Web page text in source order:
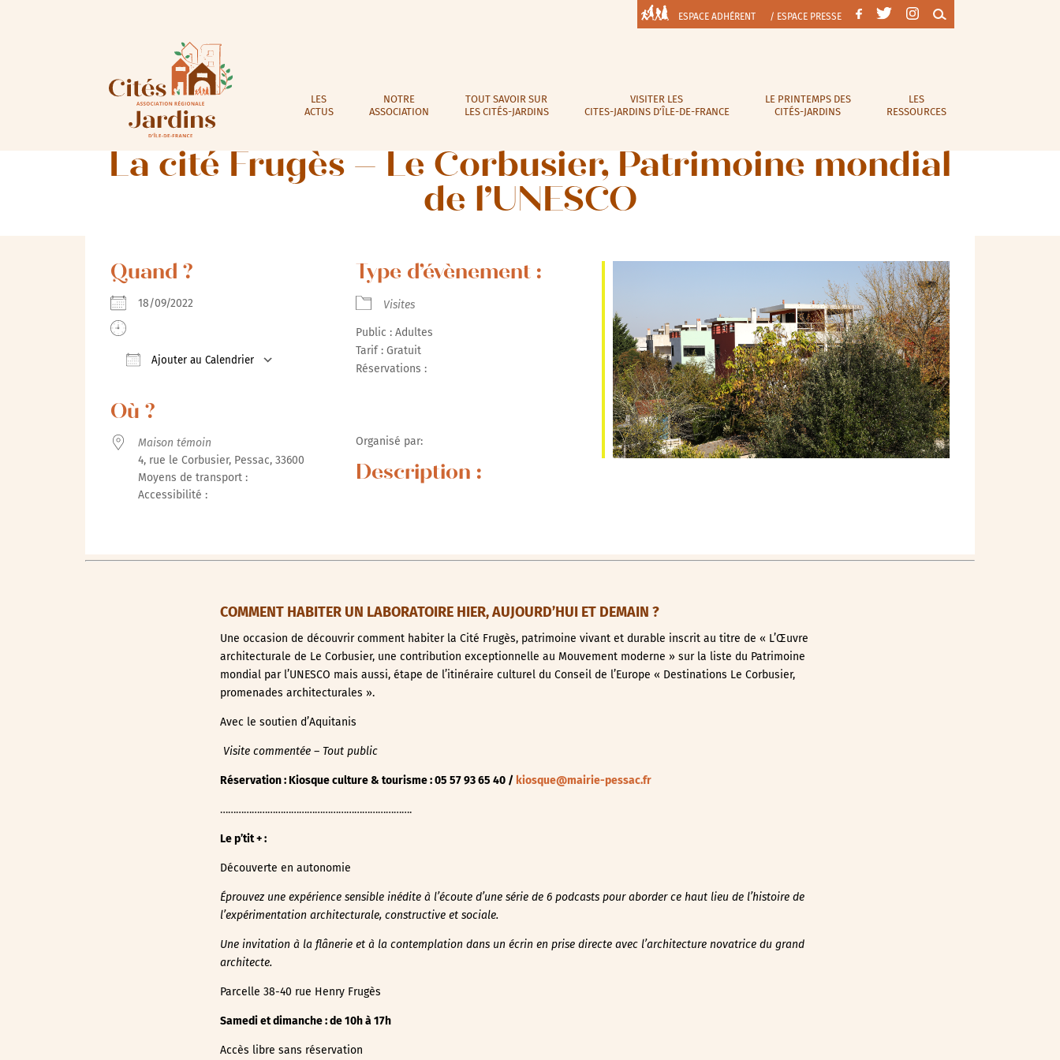
ESPACE ADHÉRENT / ESPACE PRESSE
LES
ACTUS
NOTRE
ASSOCIATION
TOUT SAVOIR SUR
LES CITÉS-JARDINS
VISITER LES
CITES-JARDINS D’ÎLE-DE-FRANCE
LE PRINTEMPS DES
CITÉS-JARDINS
LES
RESSOURCES
La cité Frugès – Le Corbusier, Patrimoine mondial
de l’UNESCO
Quand ?
18/09/2022
Ajouter au Calendrier
Office 365 Outlook Live
Où ?
Maison témoin
4, rue le Corbusier, Pessac, 33600
Moyens de transport :
Accessibilité :
Type d’évènement :
Visites
Public : Adultes
Tarif : Gratuit
Réservations :
Organisé par:
Description :
COMMENT HABITER UN LABORATOIRE HIER, AUJOURD’HUI ET DEMAIN ?
Une occasion de découvrir comment habiter la Cité Frugès, patrimoine vivant et durable inscrit au titre de « L’Œuvre
architecturale de Le Corbusier, une contribution exceptionnelle au Mouvement moderne » sur la liste du Patrimoine
mondial par l’UNESCO mais aussi, étape de l’itinéraire culturel du Conseil de l’Europe « Destinations Le Corbusier,
promenades architecturales ».
Avec le soutien d’Aquitanis
Visite commentée – Tout public
Réservation : Kiosque culture & tourisme : 05 57 93 65 40 /kiosque@mairie-pessac.fr
……………………………………………………………….
Le p’tit + :
Découverte en autonomie
Éprouvez une expérience sensible inédite à l’écoute d’une série de 6 podcasts pour aborder ce haut lieu de l’histoire de
l’expérimentation architecturale, constructive et sociale.
Une invitation à la flânerie et à la contemplation dans un écrin en prise directe avec l’architecture novatrice du grand
architecte.
Parcelle 38-40 rue Henry Frugès
Samedi et dimanche : de 10h à 17h
Accès libre sans réservation